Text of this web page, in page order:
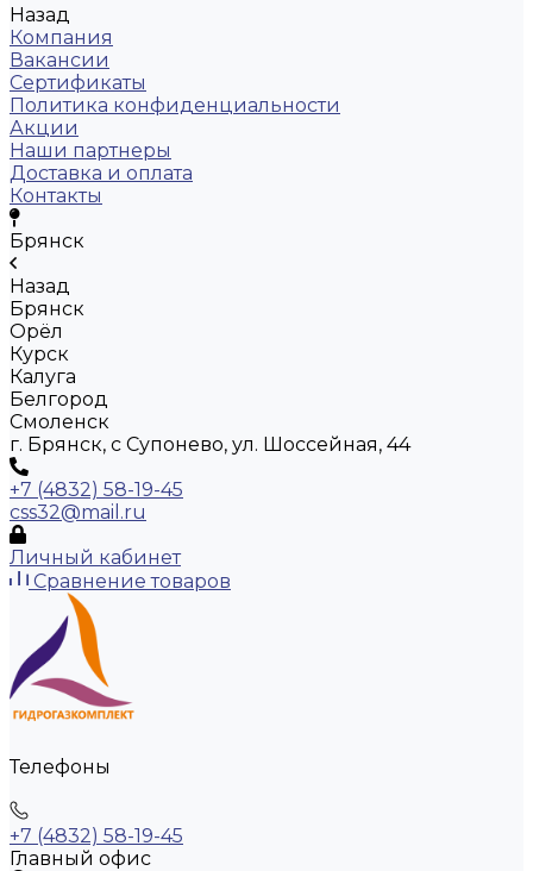
Назад
Компания
Вакансии
Сертификаты
Политика конфиденциальности
Акции
Наши партнеры
Доставка и оплата
Контакты
Брянск
Назад
Брянск
Орёл
Курск
Калуга
Белгород
Смоленск
г. Брянск, с Супонево, ул. Шоссейная, 44
+7 (4832) 58-19-45
css32@mail.ru
Личный кабинет
Сравнение товаров
Телефоны
+7 (4832) 58-19-45
Главный офис